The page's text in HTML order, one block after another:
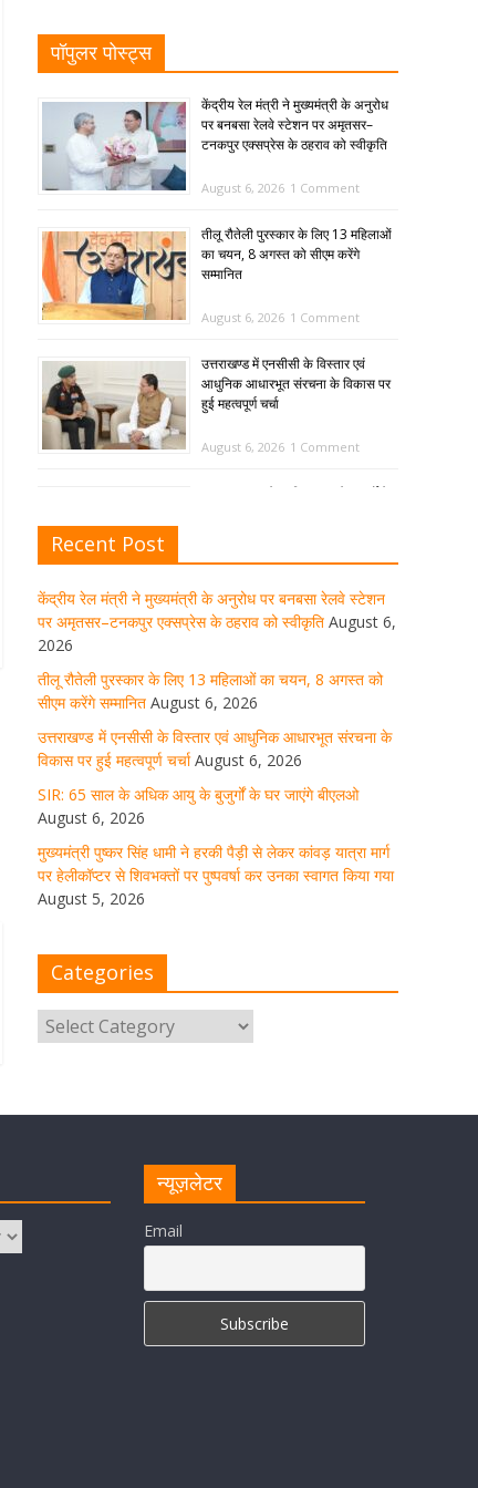
पॉपुलर पोस्ट्स
केंद्रीय रेल मंत्री ने मुख्यमंत्री के अनुरोध
पर बनबसा रेलवे स्टेशन पर अमृतसर–
टनकपुर एक्सप्रेस के ठहराव को स्वीकृति
August 6, 2026 1 Comment
तीलू रौतेली पुरस्कार के लिए 13 महिलाओं
का चयन, 8 अगस्त को सीएम करेंगे
सम्मानित
August 6, 2026 1 Comment
उत्तराखण्ड में एनसीसी के विस्तार एवं
आधुनिक आधारभूत संरचना के विकास पर
हुई महत्वपूर्ण चर्चा
August 6, 2026 1 Comment
SIR: 65 साल के अधिक आयु के बुजुर्गों के
मुख्यमंत्री पुष्कर सिंह धामी ने हरकी पैड़ी से
किया गया
धर्मनगरी हरिद्वार में कांवड़ यात्रा के दौरान
अद्भुत संगम देखने को मिला
August 5, 2026 1 Comment
परोसा भोजन
August 5, 2026
August 5, 2026 1 Comment
मुख्यमंत्री पुष्कर सिंह धामी ने किया मसूरी
Recent Post
केंद्रीय रेल मंत्री ने मुख्यमंत्री के अनुरोध पर बनबसा रेलवे स्टेशन
पर अमृतसर–टनकपुर एक्सप्रेस के ठहराव को स्वीकृति August 6,
2026
तीलू रौतेली पुरस्कार के लिए 13 महिलाओं का चयन, 8 अगस्त को
सीएम करेंगे सम्मानित August 6, 2026
उत्तराखण्ड में एनसीसी के विस्तार एवं आधुनिक आधारभूत संरचना के
विकास पर हुई महत्वपूर्ण चर्चा August 6, 2026
SIR: 65 साल के अधिक आयु के बुजुर्गों के घर जाएंगे बीएलओ
August 6, 2026
मुख्यमंत्री पुष्कर सिंह धामी ने हरकी पैड़ी से लेकर कांवड़ यात्रा मार्ग
पर हेलीकॉप्टर से शिवभक्तों पर पुष्पवर्षा कर उनका स्वागत किया गया
August 5, 2026
Categories
न्यूज़लेटर
Email